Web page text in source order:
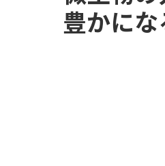
豊かにな